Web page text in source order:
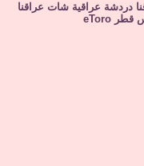
دردشة عراقية شات عراقنا
قطر eToro